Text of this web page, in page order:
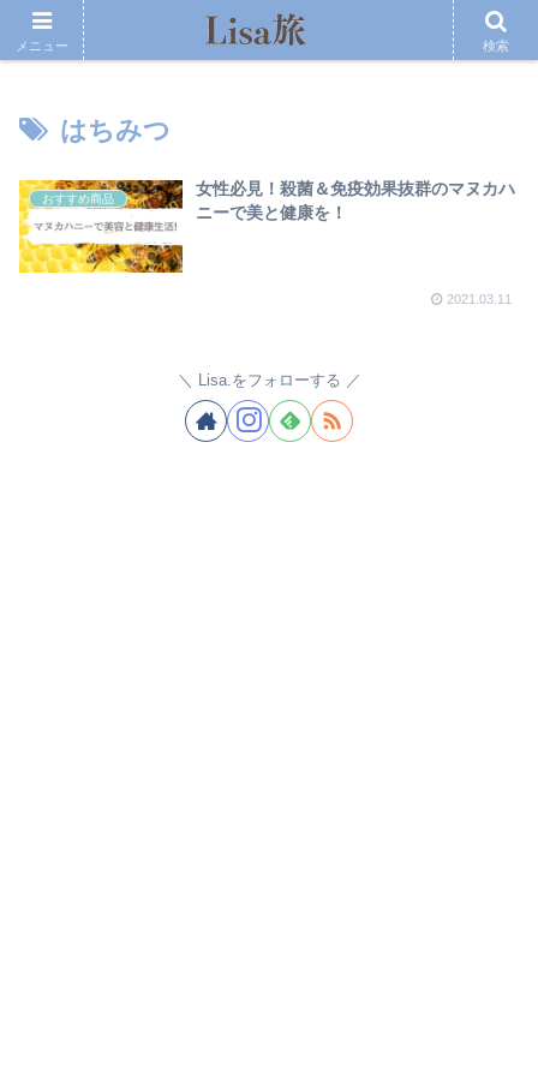
はちみつ
おすすめ商品
女性必見！殺菌＆免疫効果抜群のマヌカハ
ニーで美と健康を！
2021.03.11
Lisa.をフォローする
メニュー 検索